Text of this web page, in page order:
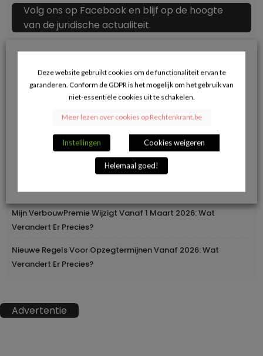
Volg ons op Facebook en blijf op de hoogte
van de juridische actualiteit.
Recente berichten
Herroepingsrecht Bij Online Aankopen: Wanneer Mag Je Iets
Geleidelijke Verhoging Van Loopbaanvoorwaarden
Europa Moderniseert Het Rijbewijs: Digitaal En
Grensoverschrijdend
Mijn VerbouwPremie Wijzigt Vanaf 1 Maart 2026: Wat
Verandert Er Precies?
Nieuwe Regels Voor Opzegtermijnen Vanaf 2026: Wat
Verandert Er Precies?
Advertentie
Deze website gebruikt cookies om de functionaliteit ervan te
garanderen. Conform de GDPR is het mogelijk om het gebruik van
niet-essentiële cookies uit te schakelen.
Meer lezen over cookies op Rechtenkrant.be
Instellingen Cookies weigeren
Helemaal goed!